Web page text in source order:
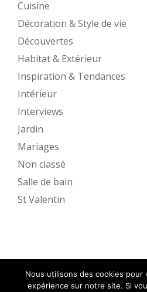
Cuisine
Décoration & Style de vie
Découvertes
Habitat & Extérieur
Inspiration & Tendances
Intérieur
Interviews
Jardin
Mariages
Non classé
Salle de bain
St Valentin
Nous utilisons des cookies pour
expérience sur notre site. Si